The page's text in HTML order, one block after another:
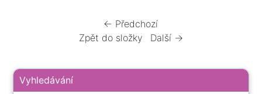
← Předchozí
Zpět do složky
Další →
Vyhledávání